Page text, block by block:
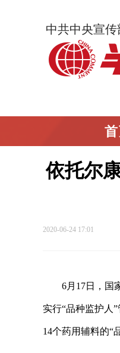
中共中央宣
依托尔
2020-06-24 17:01
6月17日，国
实行“品种监护人
14个药用辅料的“